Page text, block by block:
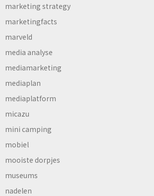
marketing strategy
marketingfacts
marveld
media analyse
mediamarketing
mediaplan
mediaplatform
micazu
mini camping
mobiel
mooiste dorpjes
museums
nadelen